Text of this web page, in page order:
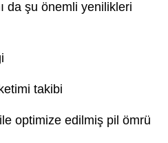
da şu önemli yenilikleri
takibi
ile optimize edilmiş pil ömrü